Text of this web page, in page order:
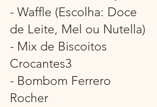
- Waffle (Escolha: Doce
de Leite, Mel ou Nutella)
- Mix de Biscoitos
Crocantes3
- Bombom Ferrero
Rocher